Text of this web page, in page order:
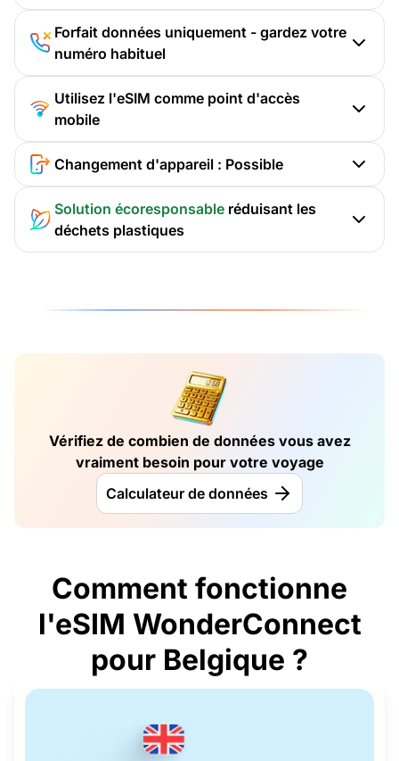
Forfait données uniquement - gardez votre
numéro habituel
Utilisez l'eSIM comme point d'accès
mobile
Changement d'appareil : Possible
Solution écoresponsable réduisant les
déchets plastiques
Vérifiez de combien de données vous avez
vraiment besoin pour votre voyage
Calculateur de données
Comment fonctionne
l'eSIM WonderConnect
pour Belgique ?